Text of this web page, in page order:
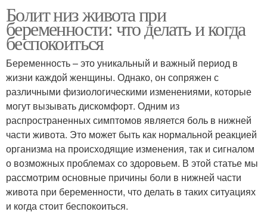
Болит низ живота при
беременности: что делать и когда
беспокоиться
Беременность – это уникальный и важный период в
жизни каждой женщины. Однако, он сопряжен с
различными физиологическими изменениями, которые
могут вызывать дискомфорт. Одним из
распространенных симптомов является боль в нижней
части живота. Это может быть как нормальной реакцией
организма на происходящие изменения, так и сигналом
о возможных проблемах со здоровьем. В этой статье мы
рассмотрим основные причины боли в нижней части
живота при беременности, что делать в таких ситуациях
и когда стоит беспокоиться.